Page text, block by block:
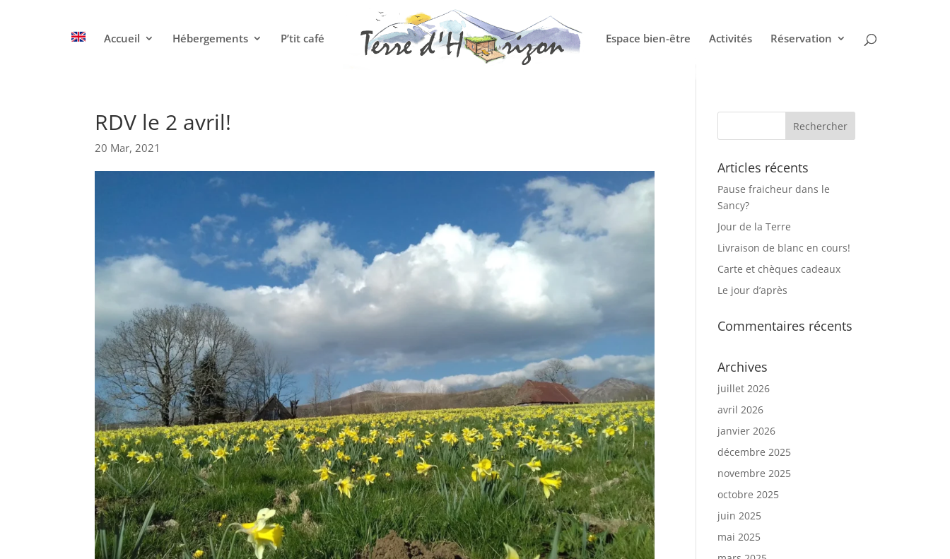
Accueil Hébergements P’tit café Espace bien-être Activités Réservation
RDV le 2 avril!
20 Mar, 2021
Articles récents
Pause fraicheur dans le
Sancy?
Jour de la Terre
Livraison de blanc en cours!
Carte et chèques cadeaux
Le jour d’après
Commentaires récents
Archives
juillet 2026
avril 2026
janvier 2026
décembre 2025
novembre 2025
octobre 2025
juin 2025
mai 2025